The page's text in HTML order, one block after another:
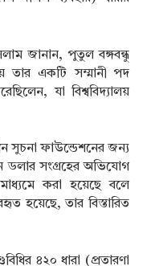
জানান, পুতুল বঙ্গবন্ধু
তার একটি সম্মানী পদ
যা বিশ্ববিদ্যালয়
সুচনা ফাউন্ডেশনের জন্য
ডলার সংগ্রহের অভিযোগ
করা হয়েছে বলে
হয়েছে, তার বিস্তারিত
৪২০ ধারা (প্রতারণা